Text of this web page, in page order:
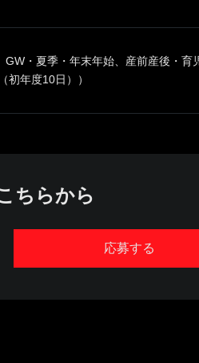
・夏季・年末年始、産前産後・育
初年度10日））
ちらから
応募する